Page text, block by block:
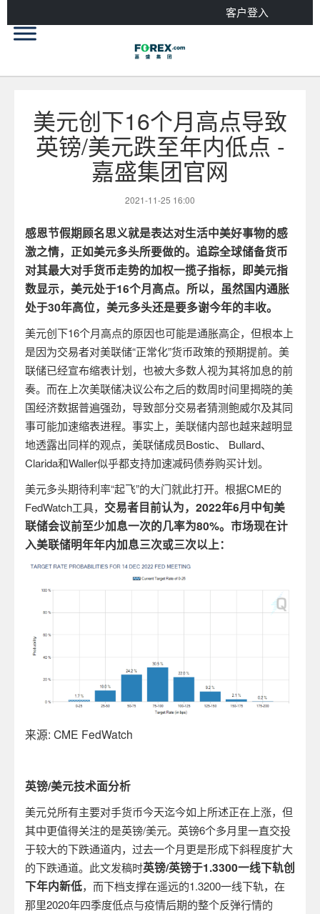
客户登入
美元创下16个月高点导致
英镑/美元跌至年内低点 -
嘉盛集团官网
2021-11-25 16:00
感恩节假期顾名思义就是表达对生活中美好事物的感
激之情，正如美元多头所要做的。追踪全球储备货币
对其最大对手货币走势的加权一揽子指标，即美元指
数显示，美元处于16个月高点。所以，虽然国内通胀
处于30年高位，美元多头还是要多谢今年的丰收。
美元创下16个月高点的原因也可能是通胀高企，但根本上
是因为交易者对美联储“正常化”货币政策的预期提前。美
联储已经宣布缩表计划，也被大多数人视为其将加息的前
奏。而在上次美联储决议公布之后的数周时间里揭晓的美
国经济数据普遍强劲，导致部分交易者猜测鲍威尔及其同
事可能加速缩表进程。事实上，美联储内部也越来越明显
地透露出同样的观点，美联储成员Bostic、 Bullard、
Clarida和Waller似乎都支持加速减码债券购买计划。
美元多头期待利率“起飞”的大门就此打开。根据CME的
FedWatch工具， 交易者目前认为， 2022年6月中旬美
联储会议前至少加息一次的几率为80%。市场现在计
入美联储明年年内加息三次或三次以上：
来源: CME FedWatch
英镑/美元技术面分析
美元兑所有主要对手货币今天迄今如上所述正在上涨，但
其中更值得关注的是英镑/美元。英镑6个多月里一直交投
于较大的下跌通道内，过去一个月更是形成下斜程度扩大
的下跌通道。此文发稿时英镑/英镑于1.3300一线下轨创
下年内新低，而下档支撑在遥远的1.3200一线下轨，在
那里2020年四季度低点与疫情后期的整个反弹行情的